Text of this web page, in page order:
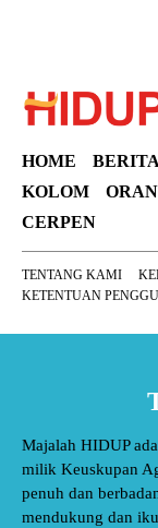
HOME BERITA
KOLOM
CERPEN
TENTANG KAMI
KETENTUAN
Majalah HIDUP
milik Keuskupan
penuh dan
mendukung dan